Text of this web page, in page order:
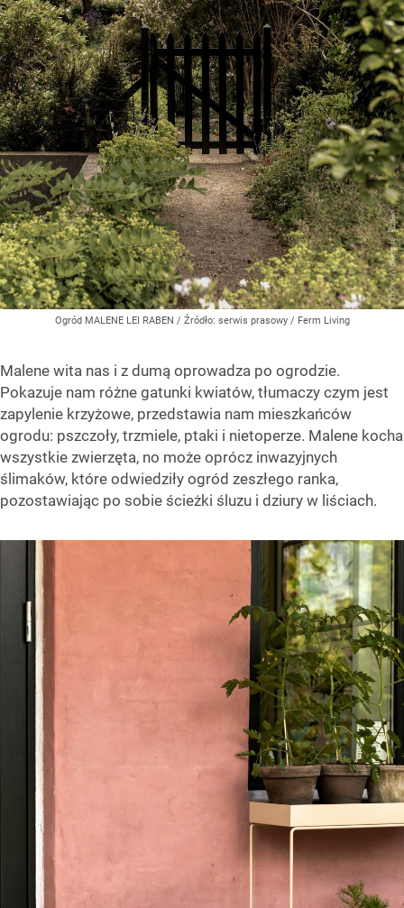
Ogród MALENE LEI RABEN / Źródło: serwis prasowy / Ferm Living
Malene wita nas i z dumą oprowadza po ogrodzie.
Pokazuje nam różne gatunki kwiatów, tłumaczy czym jest
zapylenie krzyżowe, przedstawia nam mieszkańców
ogrodu: pszczoły, trzmiele, ptaki i nietoperze. Malene kocha
wszystkie zwierzęta, no może oprócz inwazyjnych
ślimaków, które odwiedziły ogród zeszłego ranka,
pozostawiając po sobie ścieżki śluzu i dziury w liściach.